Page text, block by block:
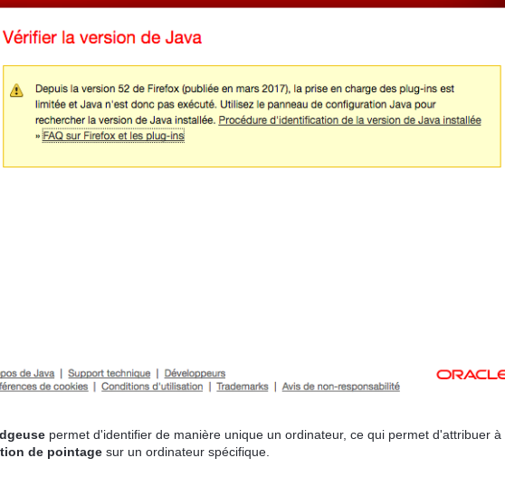
permet d'identifier de manière unique un ordinateur, ce qui permet d'attribuer à
de pointage sur un ordinateur spécifique.